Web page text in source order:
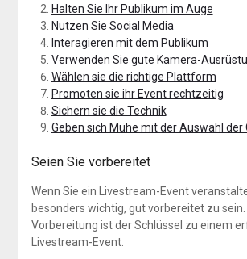
Halten Sie Ihr Publikum im Auge
Nutzen Sie Social Media
Interagieren mit dem Publikum
Verwenden Sie gute Kamera-
Wählen sie die richtige Plattform
Promoten sie ihr Event rechtzeitig
Sichern sie die Technik
Geben sich Mühe mit der Auswahl der
Seien Sie vorbereitet
Wenn Sie ein Livestream-Event
besonders wichtig, gut vorbereitet zu sein.
Vorbereitung ist der Schlüssel zu einem
Livestream-Event.